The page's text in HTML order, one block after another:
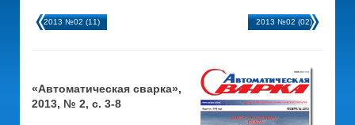
2013 №02 (11) 2013 №02 (02)
«Автоматическая сварка»,
2013, № 2, с. 3-8